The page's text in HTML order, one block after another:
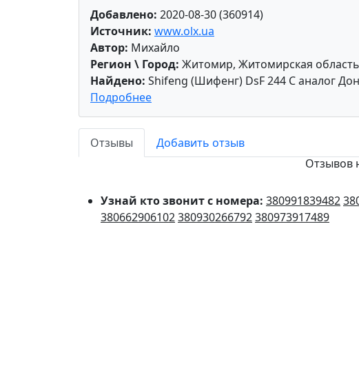
Добавлено: 2020-08-30 (360914)
Источник: www.olx.ua
Автор: Михайло
Регион \ Город: Житомир, Житомирская
Найдено: Shifeng (Шифенг) DsF 244 С аналог
Подробнее
Отзывы
Добавить отзыв
Отзывов
Узнай кто звонит с номера: 380991839482
380662906102380930266792380973917489